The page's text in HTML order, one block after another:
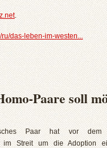
.
das-leben-im-westen...
Paare soll
Paar hat vor dem
im Streit um die Adoption